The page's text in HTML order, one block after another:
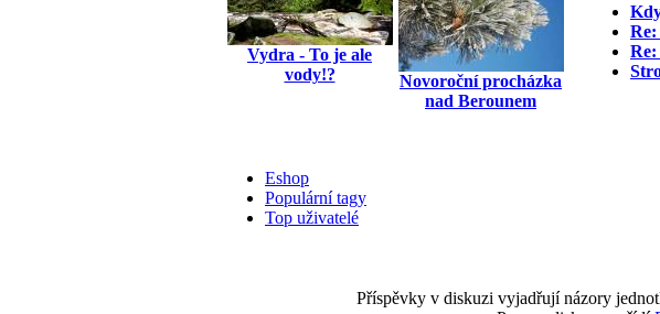
Vydra - To je ale
vody!?
Novoroční procházka
nad Berounem
Eshop
Populární tagy
Top uživatelé
Příspěvky v diskuzi vyjadřují názory